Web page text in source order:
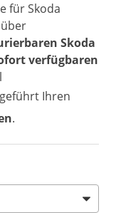
für Skoda
Skoda
verfügbaren
Ihren
.